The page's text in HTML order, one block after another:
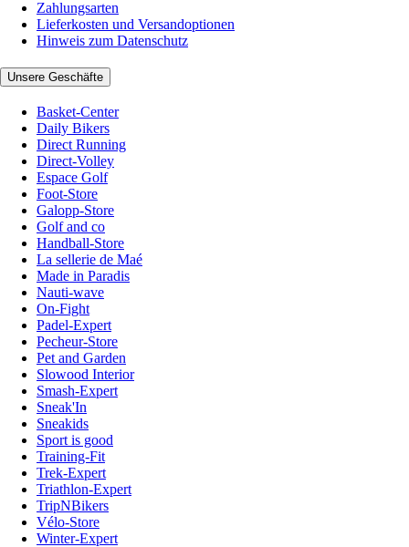
Zahlungsarten
Lieferkosten und Versandoptionen
Hinweis zum Datenschutz
Unsere Geschäfte
Basket-Center
Daily Bikers
Direct Running
Direct-Volley
Espace Golf
Foot-Store
Galopp-Store
Golf and co
Handball-Store
La sellerie de Maé
Made in Paradis
Nauti-wave
On-Fight
Padel-Expert
Pecheur-Store
Pet and Garden
Slowood Interior
Smash-Expert
Sneak'In
Sneakids
Sport is good
Training-Fit
Trek-Expert
Triathlon-Expert
TripNBikers
Vélo-Store
Winter-Expert